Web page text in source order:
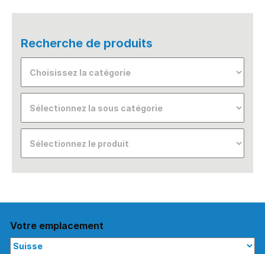
Recherche de produits
Votre emplacement